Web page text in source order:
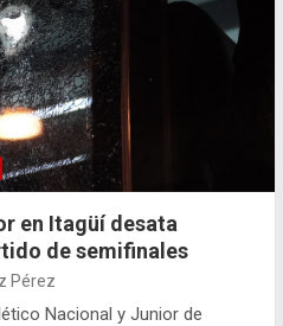
en Itagüí desata
de semifinales
Pérez
Nacional y Junior de